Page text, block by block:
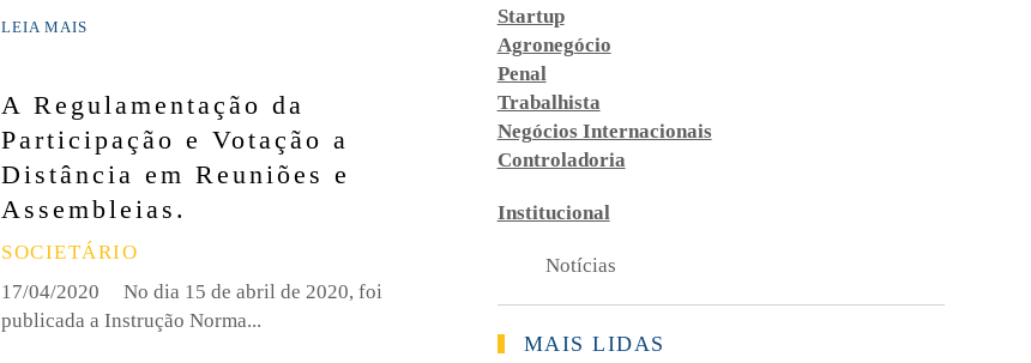
LEIA MAIS
A Regulamentação da
Participação e Votação a
Distância em Reuniões e
Assembleias.
SOCIETÁRIO
17/04/2020 No dia 15 de abril de 2020, foi
publicada a Instrução Norma...
Startup
Agronegócio
Penal
Trabalhista
Negócios Internacionais
Controladoria
Institucional
Notícias
MAIS LIDAS